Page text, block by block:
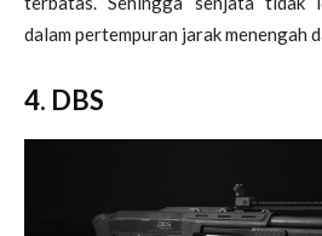
dalam pertempuran jarak menengah
4. DBS